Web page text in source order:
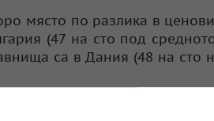
място по разлика в
(47 на сто под
са в Дания (48 на сто